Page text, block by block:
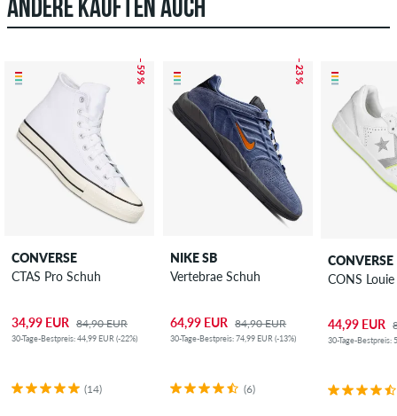
ANDERE KAUFTEN AUCH
– 59 %
CONVERSE
CTAS Pro Schuh
34,99 EUR 84,90 EUR
30-Tage-Bestpreis: 44,99 EUR (-22%)
(14)
– 23 %
NIKE SB
Vertebrae Schuh
64,99 EUR 84,90 EUR
30-Tage-Bestpreis: 74,99 EUR (-13%)
(6)
CONVERSE
CONS
44,99 EUR
30-Tage-Bestpreis: